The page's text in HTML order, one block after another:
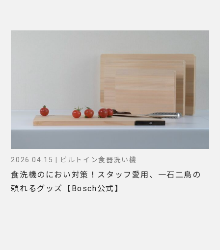
2026.04.15 | ビルトイン食器洗い機
食洗機のにおい対策！スタッフ愛用、一石二鳥の
頼れるグッズ【Bosch公式】